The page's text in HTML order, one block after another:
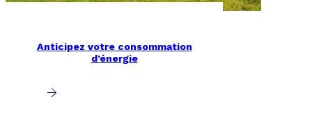
Anticipez votre consommation
d’énergie